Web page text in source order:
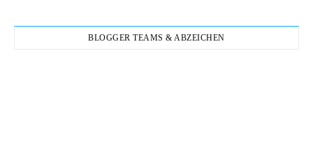
BLOGGER TEAMS & ABZEICHEN